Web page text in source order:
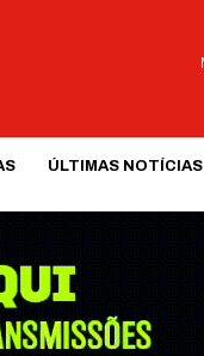
ÚLTIMAS NOTÍCIAS